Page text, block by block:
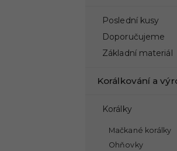
Poslední kusy
Doporučujeme
Základní materiál
Korálkování a
Korálky
Mačkané korálky
Ohňovky